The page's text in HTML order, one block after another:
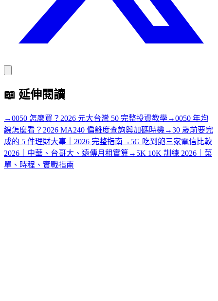
📖 延伸閱讀
→0050 怎麼買？2026 元大台灣 50 完整投資教學→0050 年均
線怎麼看？2026 MA240 偏離度查詢與加碼時機 →30 歲前要完
成的 5 件理財大事｜2026 完整指南 → 5G 吃到飽三家電信比較
2026｜中華、台哥大、遠傳月租實算→ 5K 10K 訓練 2026｜菜
單、時程、實戰指南